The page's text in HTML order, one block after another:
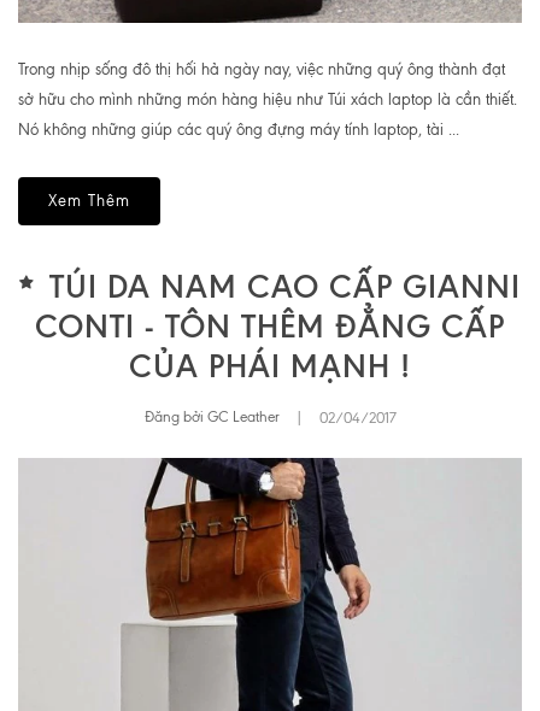
Trong nhịp sống đô thị hối hả ngày nay, việc những quý ông thành đạt
sở hữu cho mình những món hàng hiệu như Túi xách laptop là cần thiết.
Nó không những giúp các quý ông đựng máy tính laptop, tài ...
Xem Thêm
TÚI DA NAM CAO CẤP GIANNI
CONTI - TÔN THÊM ĐẲNG CẤP
CỦA PHÁI MẠNH !
Đăng bởi GC Leather 02/04/2017